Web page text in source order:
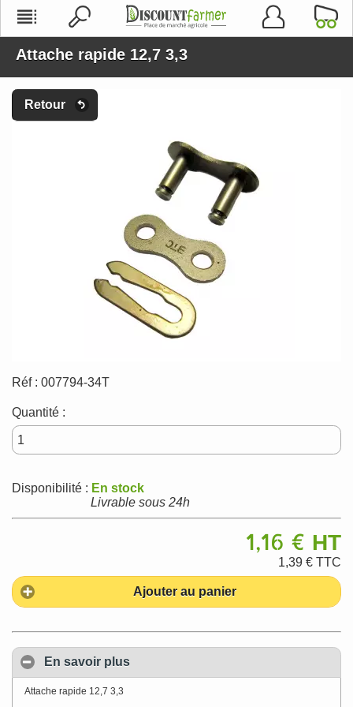
Attache rapide 12,7 3,3
Retour
Réf : 007794-34T
Quantité :
Disponibilité : En stock
Livrable sous 24h
1,16 € HT
1,39 € TTC
Ajouter au panier
En savoir plus
Attache rapide 12,7 3,3